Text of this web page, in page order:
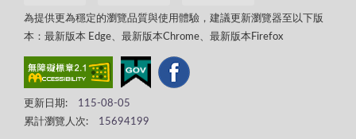
為提供更為穩定的瀏覽品質與使用體驗，建議更新瀏覽器至以下版
本：最新版本 Edge、最新版本Chrome、最新版本Firefox
更新日期:
115-08-05
累計瀏覽人次:
15694199